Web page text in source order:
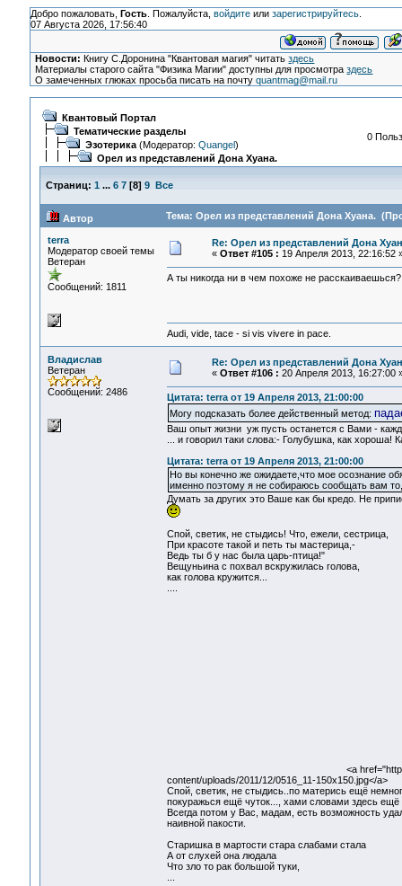
Добро пожаловать, Гость. Пожалуйста, войдитеили зарегистрируйтесь.
07 Августа 2026, 17:56:40
Новости: Книгу С.Доронина "Квантовая магия" читатьздесь
Материалы старого сайта "Физика Магии" доступны для просмотраздесь
О замеченных глюках просьба писать на почтуquantmag@mail.ru
Квантовый Портал
Тематические разделы
Эзотерика(Модератор: Quangel)
Орел из представлений Дона Хуана.
0
Страниц: 1 ... 6 7[8] 9 Все
Автор Тема: Орел из представлений Дона Хуана.
terra
Модератор своей темы
Ветеран
Сообщений: 1811
Re: Орел из представлений Дона
« Ответ #105 : 19 Апреля 2013, 22:16:52
А ты никогда ни в чем похоже не расскаиваешься?
Audi, vide, tace - si vis vivere in pace.
Владислав
Ветеран
Сообщений: 2486
Re: Орел из представлений Дона
« Ответ #106 : 20 Апреля 2013, 16:27:00
Цитата: terra от 19 Апреля 2013, 21:00:00
Могу подсказать более действенный метод:
Ваш опыт жизни уж пусть останется с Вами -
... и говорил таки слова:- Голубушка, как
Цитата: terra от 19 Апреля 2013, 21:00:00
Но вы конечно же ожидаете,что мое осознание
именно поэтому я не собираюсь сообщать вам
Думать за других это Ваше как бы кредо. Не
Спой, светик, не стыдись! Что, ежели, сестрица,
При красоте такой и петь ты мастерица,-
Ведь ты б у нас была царь-птица!"
Вещуньина с похвал вскружилась голова,
как голова кружится...
<a
content/uploads/2011/12/0516_11-150x150.jpg</a>
Спой, светик, не стыдись..по матерись ещё
покуражься ещё чуток..., хами словами здесь ещё
Всегда потом у Вас, мадам, есть возможность
наивной пакости.
Старишка в мартости стара слабами стала
А от слухей она людала
Что зло то рак большой туки,